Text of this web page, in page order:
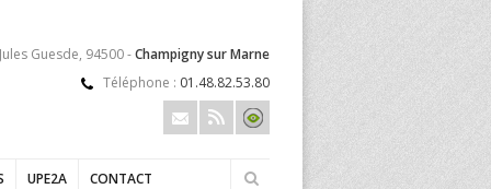
Guesde, 94500 -Champigny sur Marne
Téléphone : 01.48.82.53.80
UPE2A CONTACT